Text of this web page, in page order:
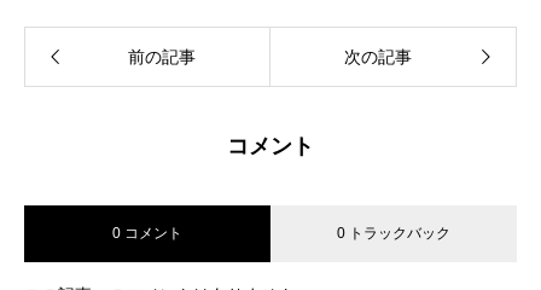
前の記事 次の記事
コメント
0 コメント 0 トラックバック